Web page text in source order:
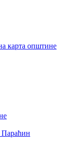
карта општине
Параћин